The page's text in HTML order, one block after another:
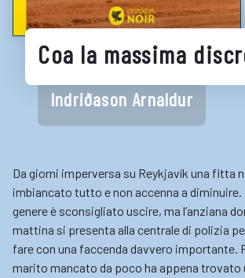
Gaming
Enti
Coa la massima
Indriðason Arnaldur
Da giorni imperversa su Reykjavík una fitta
imbiancato tutto e non accenna a diminuire.
genere è sconsigliato uscire, ma l’anziana
mattina si presenta alla centrale di polizia
fare con una faccenda davvero importante.
marito mancato da poco ha appena trovato